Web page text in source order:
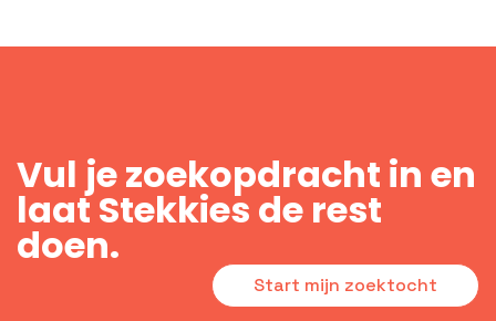
Vul je zoekopdracht in en
laat Stekkies de rest
doen.
Start mijn zoektocht